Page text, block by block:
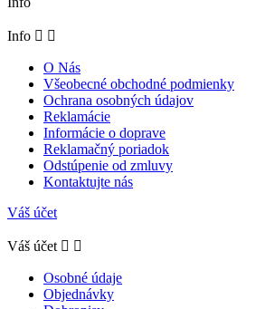
Info  
O Nás
Všeobecné obchodné podmienky
Ochrana osobných údajov
Reklamácie
Informácie o doprave
Reklamačný poriadok
Odstúpenie od zmluvy
Kontaktujte nás
Váš účet
Váš účet  
Osobné údaje
Objednávky